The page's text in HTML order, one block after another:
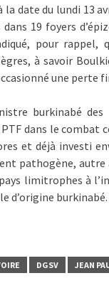
date du lundi 13
19 foyers
pour
à savoir
une perte
burkinabé des
dans le
et déjà investi
pathogène,
limitrophes à
d’origine burkinabé.
DGSV JEAN